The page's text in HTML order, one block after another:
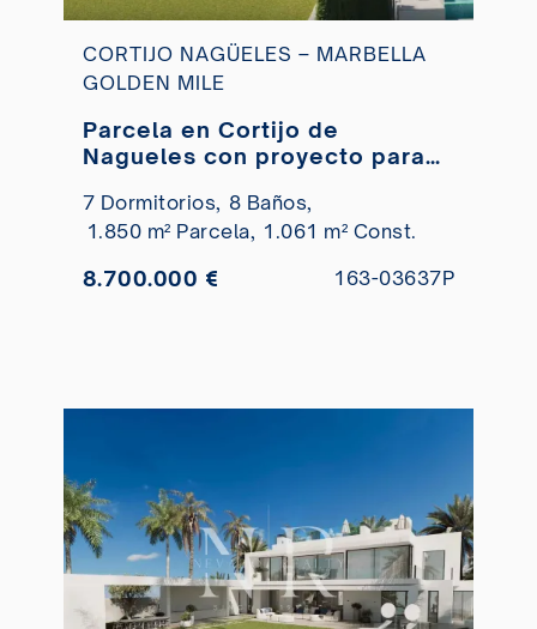
CORTIJO NAGÜELES – MARBELLA
GOLDEN MILE
Parcela en Cortijo de
Nagueles con proyecto para
7 Dormitorios, 8 Baños,
1.850 m² Parcela, 1.061 m² Const.
8.700.000 € 163-03637P